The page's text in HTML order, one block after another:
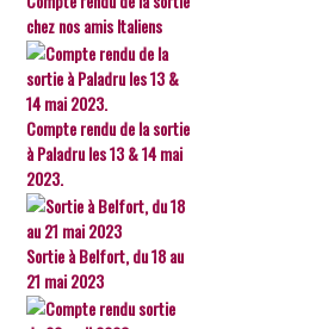
chez nos amis Italiens
Compte rendu de la sortie
à Paladru les 13 & 14 mai
2023.
Sortie à Belfort, du 18 au
21 mai 2023